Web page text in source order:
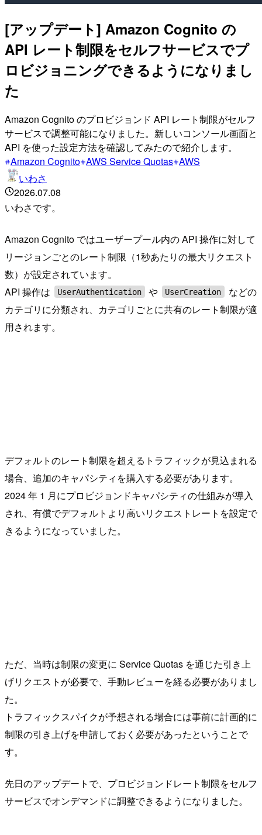
[アップデート] Amazon Cognito の
API レート制限をセルフサービスでプ
ロビジョニングできるようになりまし
た
Amazon Cognito のプロビジョンド API レート制限がセルフ
サービスで調整可能になりました。新しいコンソール画面と
API を使った設定方法を確認してみたので紹介します。
Amazon Cognito AWS Service Quotas AWS
いわさ
2026.07.08
いわさです。
Amazon Cognito ではユーザープール内の API 操作に対して
リージョンごとのレート制限（1秒あたりの最大リクエスト
数）が設定されています。
API 操作は
UserAuthentication や UserCreation
などの
カテゴリに分類され、カテゴリごとに共有のレート制限が適
用されます。
デフォルトのレート制限を超えるトラフィックが見込まれる
場合、追加のキャパシティを購入する必要があります。
2024 年 1 月にプロビジョンドキャパシティの仕組みが導入
され、有償でデフォルトより高いリクエストレートを設定で
きるようになっていました。
ただ、当時は制限の変更に Service Quotas を通じた引き上
げリクエストが必要で、手動レビューを経る必要がありまし
た。
トラフィックスパイクが予想される場合には事前に計画的に
制限の引き上げを申請しておく必要があったということで
す。
先日のアップデートで、プロビジョンドレート制限をセルフ
サービスでオンデマンドに調整できるようになりました。